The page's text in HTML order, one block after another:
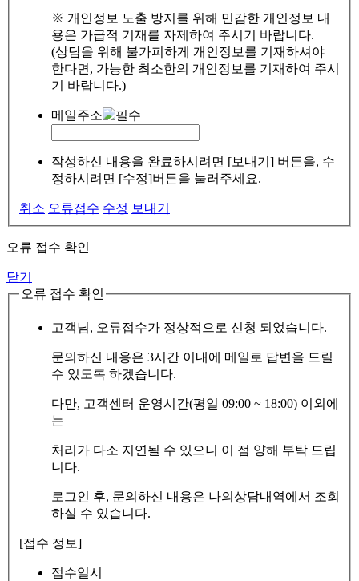
※ 개인정보 노출 방지를 위해 민감한 개인정보 내
용은 가급적 기재를 자제하여 주시기 바랍니다.
(상담을 위해 불가피하게 개인정보를 기재하셔야
한다면, 가능한 최소한의 개인정보를 기재하여 주시
기 바랍니다.)
메일주소
작성하신 내용을 완료하시려면 [보내기] 버튼을, 수
정하시려면 [수정]버튼을 눌러주세요.
취소 오류접수 수정 보내기
오류 접수 확인
닫기
오류 접수 확인
고객님, 오류접수가 정상적으로 신청 되었습니다.
문의하신 내용은 3시간 이내에 메일로 답변을 드릴
수 있도록 하겠습니다.
다만, 고객센터 운영시간(평일 09:00 ~ 18:00) 이외에
는
처리가 다소 지연될 수 있으니 이 점 양해 부탁 드립
니다.
로그인 후, 문의하신 내용은 나의상담내역에서 조회
하실 수 있습니다.
[접수 정보]
접수일시